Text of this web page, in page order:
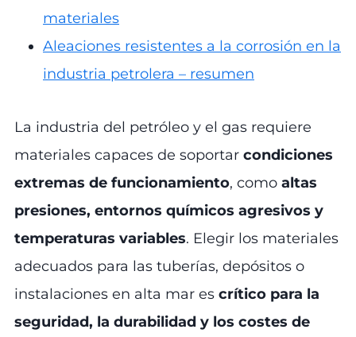
materiales
Aleaciones resistentes a la corrosión en la
industria petrolera – resumen
La industria del petróleo y el gas requiere
materiales capaces de soportar condiciones
extremas de funcionamiento, como altas
presiones, entornos químicos agresivos y
temperaturas variables. Elegir los materiales
adecuados para las tuberías, depósitos o
instalaciones en alta mar es crítico para la
seguridad, la durabilidad y los costes de